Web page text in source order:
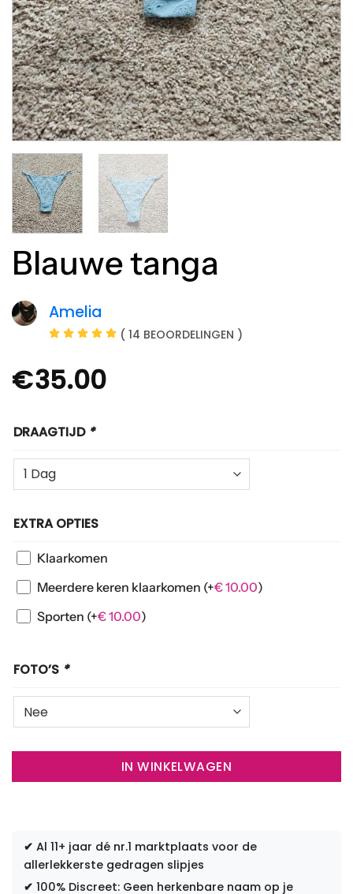
Blauwe tanga
Amelia
( 14 BEOORDELINGEN )
€35.00
DRAAGTIJD *
EXTRA OPTIES
Klaarkomen
Meerdere keren klaarkomen (+€10.00)
Sporten (+€10.00)
FOTO’S *
IN WINKELWAGEN
✔ Al 11+ jaar dé nr.1 marktplaats voor de
allerlekkerste gedragen slipjes
✔ 100% Discreet: Geen herkenbare naam op je